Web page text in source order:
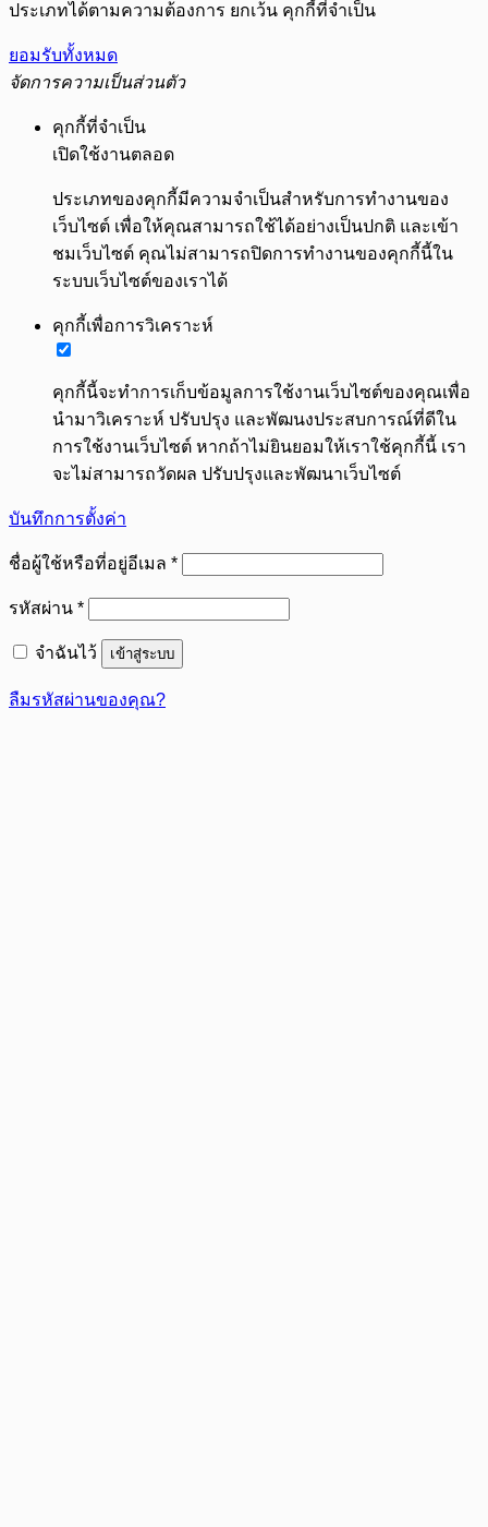
ประเภทได้ตามความต้องการ ยกเว้น คุกกี้ที่จำเป็น
ยอมรับทั้งหมด
จัดการความเป็นส่วนตัว
คุกกี้ที่จำเป็น
เปิดใช้งานตลอด
ประเภทของคุกกี้มีความจำเป็นสำหรับการทำงานของ
เว็บไซต์ เพื่อให้คุณสามารถใช้ได้อย่างเป็นปกติ และเข้า
ชมเว็บไซต์ คุณไม่สามารถปิดการทำงานของคุกกี้นี้ใน
ระบบเว็บไซต์ของเราได้
คุกกี้เพื่อการวิเคราะห์
คุกกี้นี้จะทำการเก็บข้อมูลการใช้งานเว็บไซต์ของคุณเพื่อ
นำมาวิเคราะห์ ปรับปรุง และพัฒนงประสบการณ์ที่ดีใน
การใช้งานเว็บไซต์ หากถ้าไม่ยินยอมให้เราใช้คุกกี้นี้ เรา
จะไม่สามารถวัดผล ปรับปรุงและพัฒนาเว็บไซต์
บันทึกการตั้งค่า
ชื่อผู้ใช้หรือที่อยู่อีเมล *ต้องการ
รหัสผ่าน *ต้องการ
จำฉันไว้ เข้าสู่ระบบ
ลืมรหัสผ่านของคุณ?